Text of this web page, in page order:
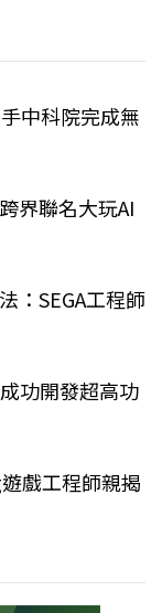
中科院完成無
界聯名大玩AI
：SEGA工程師
功開發超高功
戲工程師親揭